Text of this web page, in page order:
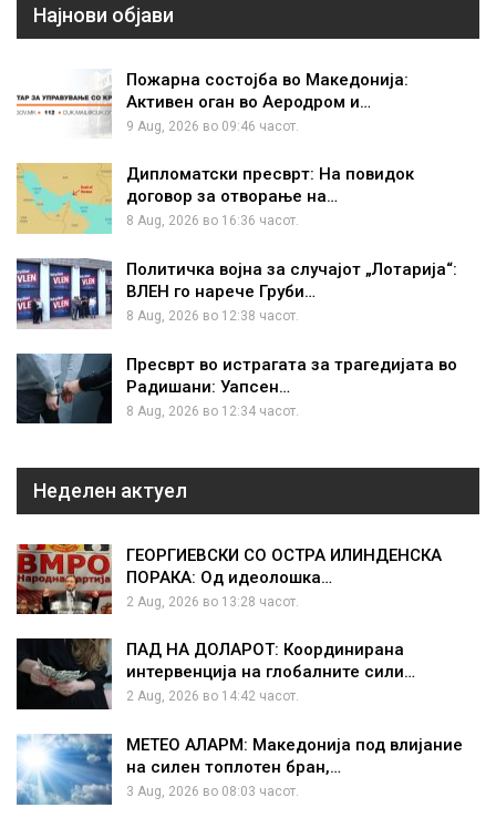
Најнови објави
Пожарна состојба во Македонија:
Активен оган во Аеродром и…
9 Aug, 2026 во 09:46 часот.
Дипломатски пресврт: На повидок
договор за отворање на…
8 Aug, 2026 во 16:36 часот.
Политичка војна за случајот „Лотарија“:
ВЛЕН го нарече Груби…
8 Aug, 2026 во 12:38 часот.
Пресврт во истрагата за трагедијата во
Радишани: Уапсен…
8 Aug, 2026 во 12:34 часот.
Неделен актуел
ГЕОРГИЕВСКИ СО ОСТРА ИЛИНДЕНСКА
ПОРАКА: Од идеолошка…
2 Aug, 2026 во 13:28 часот.
ПАД НА ДОЛАРОТ: Координирана
интервенција на глобалните сили…
2 Aug, 2026 во 14:42 часот.
МЕТЕО АЛАРМ: Македонија под влијание
на силен топлотен бран,…
3 Aug, 2026 во 08:03 часот.